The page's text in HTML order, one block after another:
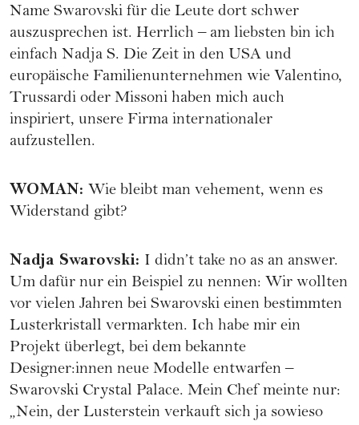
Name Swarovski für die Leute dort schwer
auszusprechen ist. Herrlich – am liebsten bin ich
einfach Nadja S. Die Zeit in den USA und
europäische Familienunternehmen wie Valentino,
Trussardi oder Missoni haben mich auch
inspiriert, unsere Firma internationaler
aufzustellen.
WOMAN: Wie bleibt man vehement, wenn es
Widerstand gibt?
Nadja Swarovski: I didn’t take no as an answer.
Um dafür nur ein Beispiel zu nennen: Wir wollten
vor vielen Jahren bei Swarovski einen bestimmten
Lusterkristall vermarkten. Ich habe mir ein
Projekt überlegt, bei dem bekannte
Designer:innen neue Modelle entwarfen –
Swarovski Crystal Palace. Mein Chef meinte nur:
„Nein, der Lusterstein verkauft sich ja sowieso